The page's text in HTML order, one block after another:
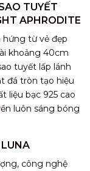
TUYẾT
APHRODITE
hứng từ vẻ đẹp
khoảng 40cm
tuyết lấp lánh
đá tròn tạo hiệu
liệu bạc 925 cao
luôn sáng bóng
công nghệ